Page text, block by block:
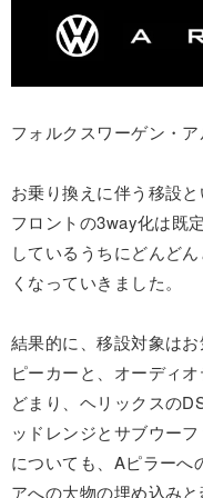
フォルクスワーゲン・
お乗り換えに伴う移設
フロントの3way化は既
しているうちにどんど
くなっていきました。
結果的に、移設対象は
ピーカーと、オーディ
どまり、ヘリックスの
ッドレンジとサブウー
についても、Aピラーへ
アへの大物の埋め込み